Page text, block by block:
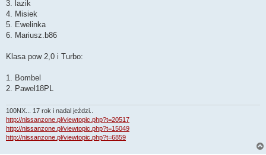
3. lazik
4. Misiek
5. Ewelinka
6. Mariusz.b86
Klasa pow 2,0 i Turbo:
1. Bombel
2. Pawel18PL
100NX... 17 rok i nadal jeździ..
http://nissanzone.pl/viewtopic.php?t=20517
http://nissanzone.pl/viewtopic.php?t=15049
http://nissanzone.pl/viewtopic.php?t=6859